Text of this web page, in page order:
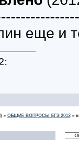
еще и
» ОБЩИЕ ВОПРОСЫ ЕГЭ 2012»